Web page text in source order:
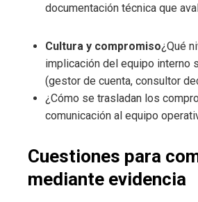
documentación técnica que
Cultura y compromiso¿Qué
implicación del equipo interno
(gestor de cuenta, consultor
¿Cómo se trasladan los
comunicación al equipo
Cuestiones para
mediante evidencia